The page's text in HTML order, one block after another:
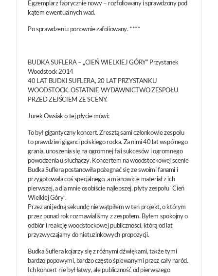
Egzemplarz fabrycznie nowy – rozfoliowany i sprawdzony pod
kątem ewentualnych wad.
Po sprawdzeniu ponownie zafoliowany. ****
BUDKA SUFLERA – „CIEŃ WIELKIEJ GÓRY” Przystanek
Woodstock 2014
40 LAT BUDKI SUFLERA, 20 LAT PRZYSTANKU
WOODSTOCK. OSTATNIE WYDAWNICTWO ZESPOŁU
PRZED ZEJŚCIEM ZE SCENY.
Jurek Owsiak o tej płycie mówi:
To był gigantyczny koncert. Zresztą sami członkowie zespołu
to prawdziwi giganci polskiego rocka. Za nimi 40 lat wspólnego
grania, unoszenia się na ogromnej fali sukcesów i ogromnego
powodzenia u słuchaczy. Koncertem na woodstockowej scenie
Budka Suflera postanowiła pożegnać się ze swoimi fanami i
przygotowała coś specjalnego, a mianowicie materiał z ich
pierwszej, a dla mnie osobiście najlepszej, płyty zespołu "Cień
Wielkiej Góry".
Przez ani jedną sekundę nie wątpiłem w ten projekt, o którym
przez ponad rok rozmawialiśmy z zespołem. Byłem spokojny o
odbiór i reakcję woodstockowej publiczności, którą od lat
przyzwyczajamy do nietuzinkowych propozycji.
Budka Suflera kojarzy się z różnymi dźwiękami, także tymi
bardzo popowymi, bardzo często śpiewanymi przez cały naród.
Ich koncert nie był łatwy, ale publiczność od pierwszego